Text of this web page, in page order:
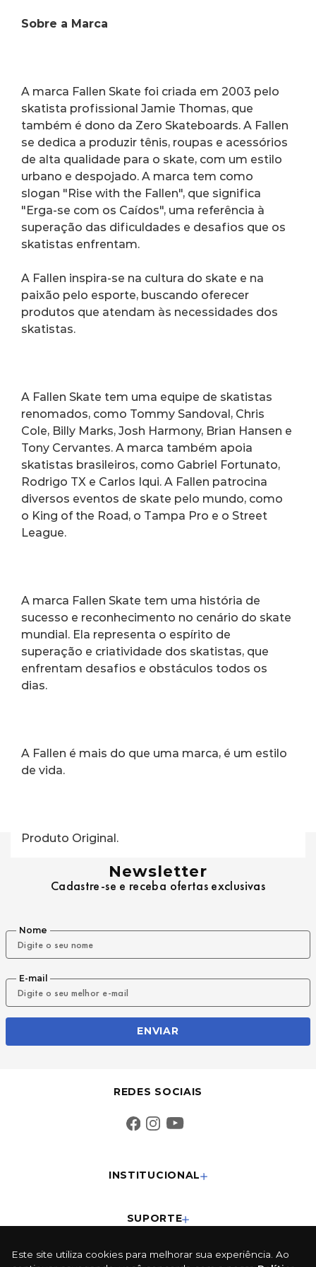
Este site utiliza cookies para melhorar sua experiência. Ao
Sobre a Marca
A marca Fallen Skate foi criada em 2003 pelo
skatista profissional Jamie Thomas, que
também é dono da Zero Skateboards. A Fallen
se dedica a produzir tênis, roupas e acessórios
de alta qualidade para o skate, com um estilo
urbano e despojado. A marca tem como
slogan "Rise with the Fallen", que significa
"Erga-se com os Caídos", uma referência à
superação das dificuldades e desafios que os
skatistas enfrentam.
A Fallen inspira-se na cultura do skate e na
paixão pelo esporte, buscando oferecer
produtos que atendam às necessidades dos
skatistas.
A Fallen Skate tem uma equipe de skatistas
renomados, como Tommy Sandoval, Chris
Cole, Billy Marks, Josh Harmony, Brian Hansen e
Tony Cervantes. A marca também apoia
skatistas brasileiros, como Gabriel Fortunato,
Rodrigo TX e Carlos Iqui. A Fallen patrocina
diversos eventos de skate pelo mundo, como
o King of the Road, o Tampa Pro e o Street
League.
A marca Fallen Skate tem uma história de
sucesso e reconhecimento no cenário do skate
mundial. Ela representa o espírito de
superação e criatividade dos skatistas, que
enfrentam desafios e obstáculos todos os
dias.
A Fallen é mais do que uma marca, é um estilo
de vida.
Produto Original.
Newsletter
Cadastre-se e receba ofertas exclusivas
Nome
E-mail
ENVIAR
REDES SOCIAIS
INSTITUCIONAL
SUPORTE
CONTATO